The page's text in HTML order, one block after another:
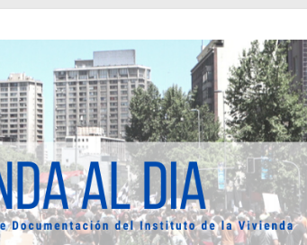
prácticas y representaciones [2022]
crítica de las fronteras latinoamericanas
: un patrimonio emblemático [2014]